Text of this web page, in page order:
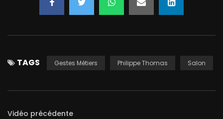
TAGS Gestes Métiers Philippe Thomas Salon
Vidéo précédente